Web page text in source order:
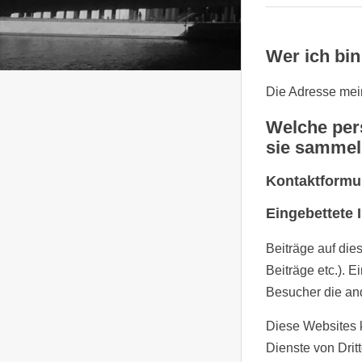
Wer ich bin
Die Adresse
Welche
sie
Eingebettete
Beiträge auf
Beiträge etc.).
Besucher die
Diese Websites
Dienste von